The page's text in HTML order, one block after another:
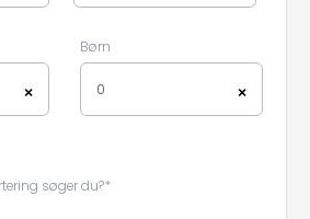
×
Børn
×
0
søger du?*